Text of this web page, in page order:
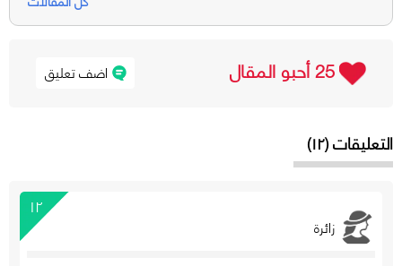
اضف تعليق 25 أحبو المقال
التعليقات (١٢)
١٢
زائرة